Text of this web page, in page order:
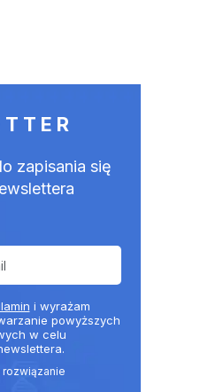
zapisania się
i wyrażam
powyższych
w celu